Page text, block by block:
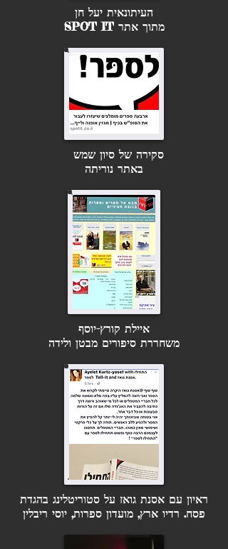
העיתונאית יעל חן
מתוך אתר SPOT IT
סקירה של סיון שמש
באתר נוריתה
איילת קורץ-יוסף
משחררת סיפורים מבטן ולידה
ראיון עם אסנת גואז על סטוריטלינג בהגדת
פסח. רדיו ארץ, מועדון ספרות, יוסי ריבלין